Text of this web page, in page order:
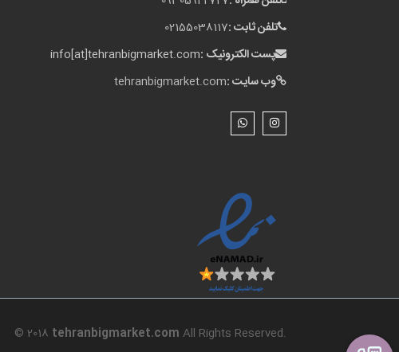
تلفن ثابت :02155038117
پست الکترونیک :info[at]tehranbigmarket.com
وب سایت :tehranbigmarket.com
© 2018 tehranbigmarket.com All Rights Reserved.